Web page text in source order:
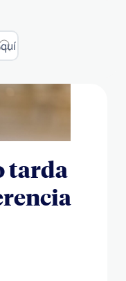
tarda